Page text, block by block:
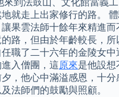
來到法鼓山、文化館當義
就走上出家修行的路。
果雲法師十餘年來精進
路，但由於年齡較長，
職了二十六年的金陵女
入僧團，這原來是他設想
，他心中滿溢感恩，十
法師們的鼓勵與照顧。